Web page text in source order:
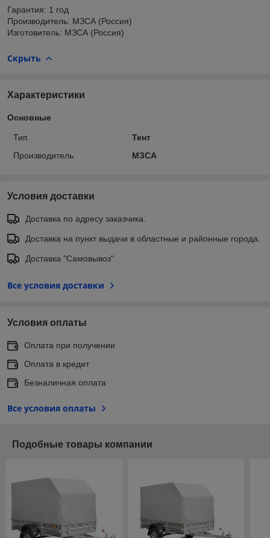
Гарантия: 1 год
Производитель: МЗСА (Россия)
Изготовитель: МЗСА (Россия)
Скрыть
Характеристики
Основные
Тип
Тент
Производитель
МЗСА
Условия доставки
Доставка по адресу заказчика.
Доставка на пункт выдачи в областные и районные города.
Доставка "Самовывоз"
Все условия доставки
Условия оплаты
Оплата при получении
Оплата в кредит
Безналичная оплата
Все условия оплаты
Подобные товары компании